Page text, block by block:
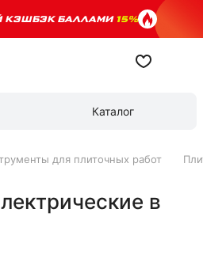
БАЛЛАМИ15%
Каталог
для плиточных работ
в